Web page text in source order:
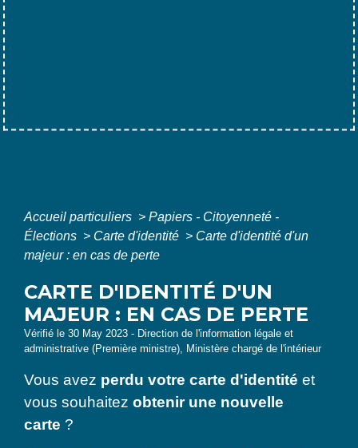
Accueil particuliers > Papiers - Citoyenneté -
Élections > Carte d'identité > Carte d'identité d'un
majeur : en cas de perte
CARTE D'IDENTITÉ D'UN
MAJEUR : EN CAS DE PERTE
Vérifié le 30 May 2023 - Direction de l'information légale et
administrative (Première ministre), Ministère chargé de l'intérieur
Vous avez perdu votre carte d'identité et
vous souhaitez obtenir une nouvelle
carte ?